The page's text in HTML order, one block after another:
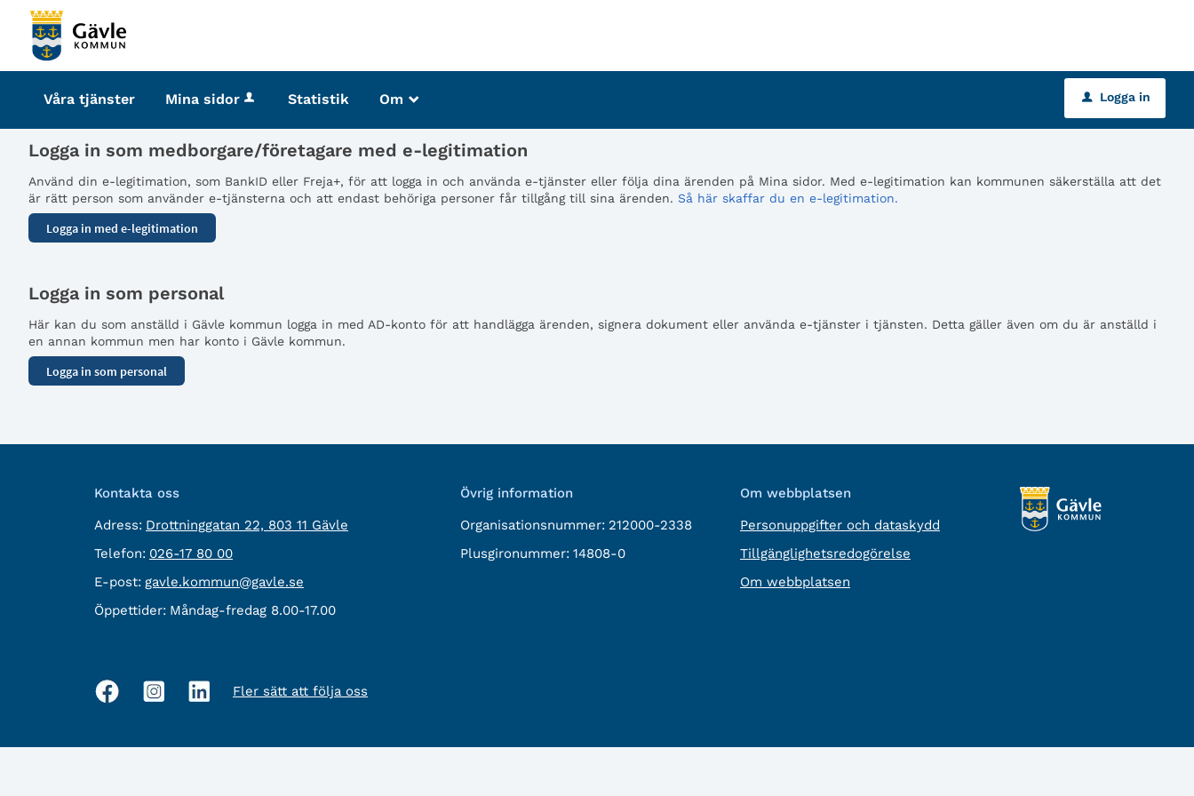
Välkommen
tjänster
Gävle
kommun
Våra tjänster Mina sidor Statistik Om _ u Logga in
Logga in som medborgare/företagare med e-legitimation
Använd din e-legitimation, som BankID eller Freja+, för att logga in och använda e-tjänster eller följa dina ärenden på Mina sidor. Med e-legitimation kan kommunen säkerställa att det
är rätt person som använder e-tjänsterna och att endast behöriga personer får tillgång till sina ärenden. Så här skaffar du en e-legitimation.
Logga in som personal
Här kan du som anställd i Gävle kommun logga in med AD-konto för att handlägga ärenden, signera dokument eller använda e-tjänster i tjänsten. Detta gäller även om du är anställd i
en annan kommun men har konto i Gävle kommun.
Kontakta oss
Adress: besöksadress:
Drottninggatan 22, 803 11 Gävle
Telefon: Telefon:
026-17 80 00
E-post: E-
post:
gavle.kommun@gavle.se
Öppettider: Måndag-fredag 8.00-17.00
Övrig information
Organisationsnummer: 212000-2338
Plusgironummer: 14808-0
Om webbplatsen
Personuppgifter och dataskydd
Tillgänglighetsredogörelse
Om webbplatsen
Sociala
Fler sätt att följa oss